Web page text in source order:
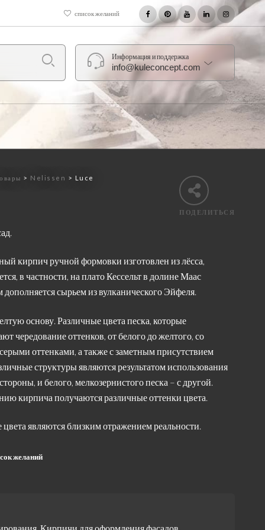
список желаний
Информация и поддержка
info@kuleconcept.com
ПОДЕЛИТЬСЯ
> Nelissen > Luce
кирпич ручной формовки изготовлен из лёсса,
в частности, на плато Кессельт в долине Маас
дополняется сырьем из вулканического Эйфеля.
основу. Различные цвета песка, которые
чередование оттенков, от белого до желтого, со
оттенками, а также с заметным присутствием
структуры являются результатом использования
и белого, мелкозернистого песка – с другой.
кирпича получаются различные оттенки цвета.
являются близким отражением реальности.
желаний